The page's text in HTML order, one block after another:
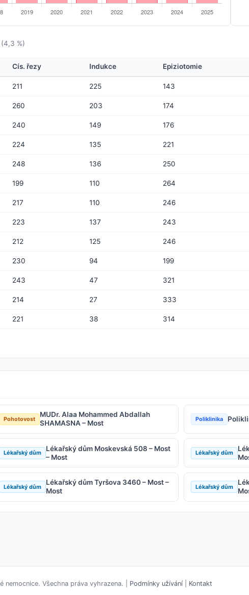
%)
Cís. řezy Indukce Epiziotomie
211 225 143
260 203 174
240 149 176
224 135 221
248 136 250
199 110 264
217 110 246
223 137 243
212 125 246
230 94 199
243 47 321
214 27 333
221 38 314
Pohotovost
MUDr. Alaa Mohammed Abdallah
SHAMASNA – Most
Poliklinika
Lékařský dům
Lékařský dům Moskevská 508 – Most
– Most
Lékařský dům
Lékařský dům
Lékařský dům Tyršova 3460 – Most –
Most
Lékařský dům
nemocnice. Všechna práva vyhrazena. | Podmínky užívání Kontakt